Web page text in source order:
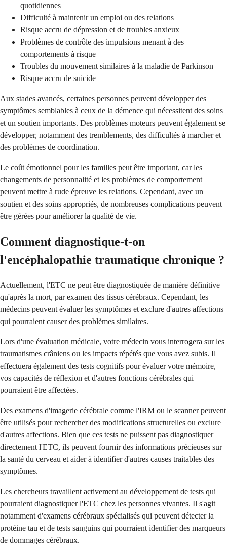
quotidiennes
Difficulté à maintenir un emploi ou des relations
Risque accru de dépression et de troubles anxieux
Problèmes de contrôle des impulsions menant à des
comportements à risque
Troubles du mouvement similaires à la maladie de Parkinson
Risque accru de suicide
Aux stades avancés, certaines personnes peuvent développer des
symptômes semblables à ceux de la démence qui nécessitent des soins
et un soutien importants. Des problèmes moteurs peuvent également se
développer, notamment des tremblements, des difficultés à marcher et
des problèmes de coordination.
Le coût émotionnel pour les familles peut être important, car les
changements de personnalité et les problèmes de comportement
peuvent mettre à rude épreuve les relations. Cependant, avec un
soutien et des soins appropriés, de nombreuses complications peuvent
être gérées pour améliorer la qualité de vie.
Comment diagnostique-t-on
l'encéphalopathie traumatique chronique ?
Actuellement, l'ETC ne peut être diagnostiquée de manière définitive
qu'après la mort, par examen des tissus cérébraux. Cependant, les
médecins peuvent évaluer les symptômes et exclure d'autres affections
qui pourraient causer des problèmes similaires.
Lors d'une évaluation médicale, votre médecin vous interrogera sur les
traumatismes crâniens ou les impacts répétés que vous avez subis. Il
effectuera également des tests cognitifs pour évaluer votre mémoire,
vos capacités de réflexion et d'autres fonctions cérébrales qui
pourraient être affectées.
Des examens d'imagerie cérébrale comme l'IRM ou le scanner peuvent
être utilisés pour rechercher des modifications structurelles ou exclure
d'autres affections. Bien que ces tests ne puissent pas diagnostiquer
directement l'ETC, ils peuvent fournir des informations précieuses sur
la santé du cerveau et aider à identifier d'autres causes traitables des
symptômes.
Les chercheurs travaillent activement au développement de tests qui
pourraient diagnostiquer l'ETC chez les personnes vivantes. Il s'agit
notamment d'examens cérébraux spécialisés qui peuvent détecter la
protéine tau et de tests sanguins qui pourraient identifier des marqueurs
de dommages cérébraux.